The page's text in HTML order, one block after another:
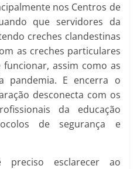
nos Centros de
que servidores da
creches clandestinas
as creches particulares
assim como as
pandemia. E encerra o
desconecta com os
da educação
de segurança e
esclarecer ao